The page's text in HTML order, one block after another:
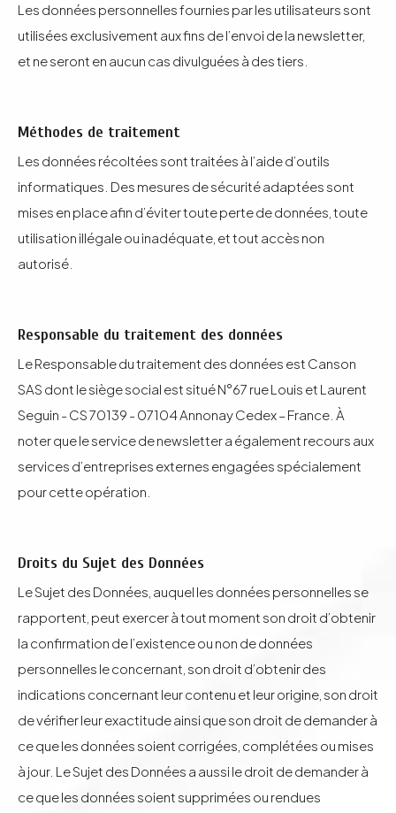
Les données personnelles fournies par les utilisateurs sont
utilisées exclusivement aux fins de l’envoi de la newsletter,
et ne seront en aucun cas divulguées à des tiers.
Méthodes de traitement
Les données récoltées sont traitées à l’aide d’outils
informatiques. Des mesures de sécurité adaptées sont
mises en place afin d’éviter toute perte de données, toute
utilisation illégale ou inadéquate, et tout accès non
autorisé.
Responsable du traitement des données
Le Responsable du traitement des données est Canson
SAS dont le siège social est situé N°67 rue Louis et Laurent
Seguin - CS 70139 - 07104 Annonay Cedex – France. À
noter que le service de newsletter a également recours aux
services d’entreprises externes engagées spécialement
pour cette opération.
Droits du Sujet des Données
Le Sujet des Données, auquel les données personnelles se
rapportent, peut exercer à tout moment son droit d’obtenir
la confirmation de l’existence ou non de données
personnelles le concernant, son droit d’obtenir des
indications concernant leur contenu et leur origine, son droit
de vérifier leur exactitude ainsi que son droit de demander à
ce que les données soient corrigées, complétées ou mises
à jour. Le Sujet des Données a aussi le droit de demander à
ce que les données soient supprimées ou rendues